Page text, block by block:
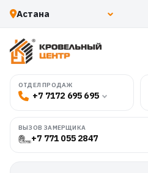
ОТДЕЛ ПРОДАЖ
+7 7172 695 695
ВЫЗОВ ЗАМЕРЩИКА
+7 771 055 2847